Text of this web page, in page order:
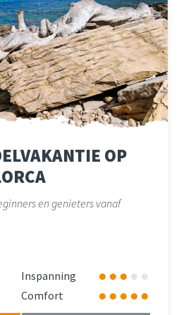
OP
en genieters vanaf
Inspanning
Comfort